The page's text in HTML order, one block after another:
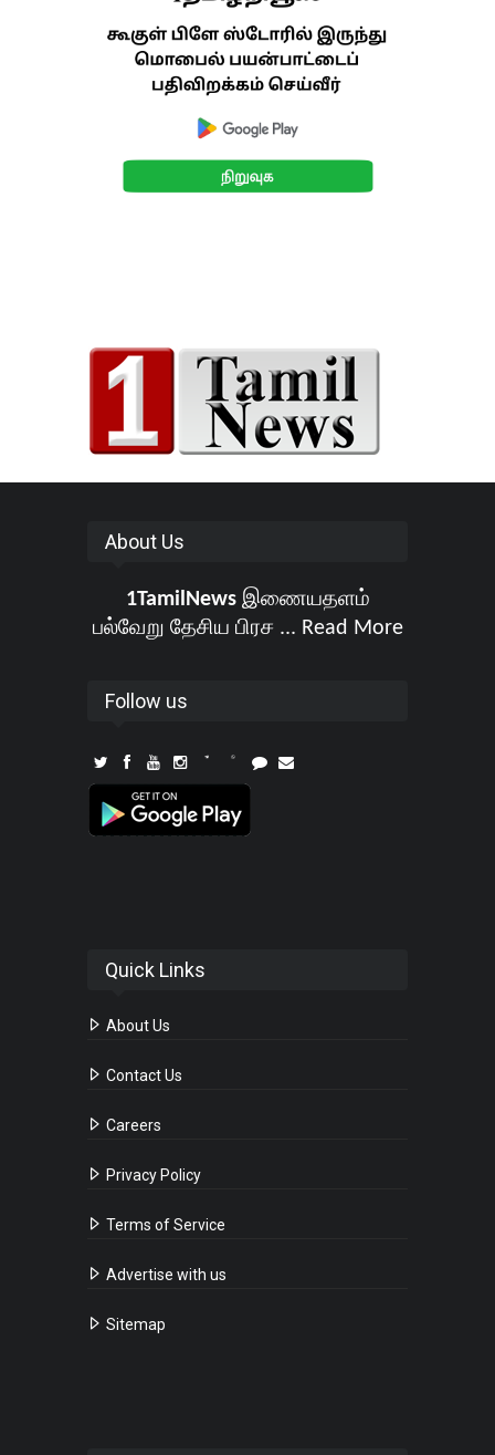
About Us
1TamilNewsஇணையதளம்
பல்வேறு தேசிய பிரச ... Read More
Follow us
Quick Links
About Us
Contact Us
Careers
Privacy Policy
Terms of Service
Advertise with us
Sitemap